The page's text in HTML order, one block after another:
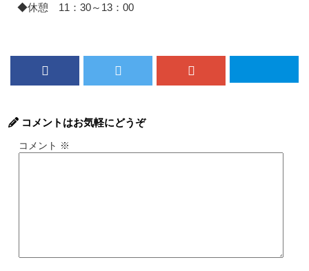
◆休憩 11：30～13：00
コメントはお気軽にどうぞ
コメント ※